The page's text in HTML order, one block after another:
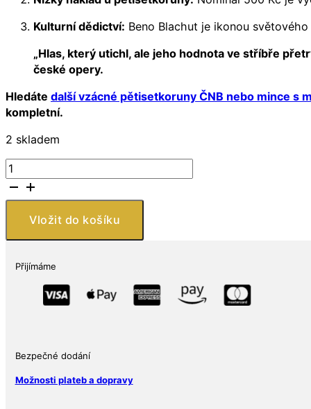
Kulturní dědictví: Beno Blachut je ikonou
„Hlas, který utichl, ale jeho hodnota ve stříbře
české opery.
Hledáte další vzácné pětisetkoruny ČNB nebo mince s
kompletní.
2 skladem
Česko
–
stříbrná
mince
2013
narození
Ag
925
Vložit do košíku
Přijímáme
Bezpečné dodání
Možnosti plateb a dopravy